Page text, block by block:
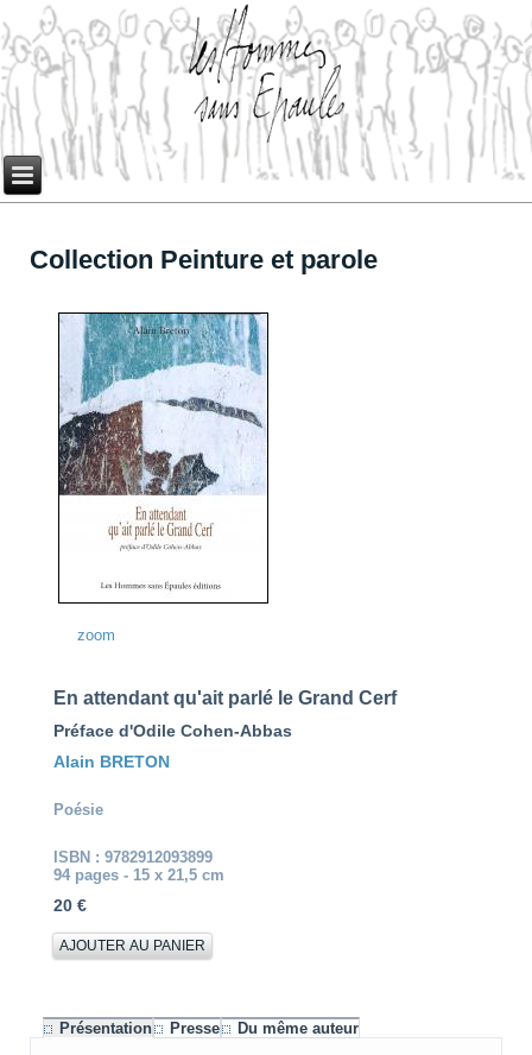
Collection Peinture et parole
zoom
En attendant qu'ait parlé le Grand Cerf
Préface d'Odile Cohen-Abbas
Alain BRETON
Poésie
ISBN : 9782912093899
94 pages - 15 x 21,5 cm
20 €
Présentation Presse Du même auteur